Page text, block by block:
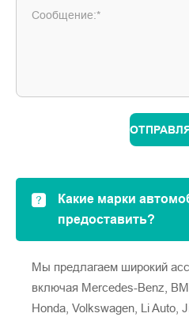
Сообщение:*
Какие марки
предоставить?
Мы предлагаем широкий
включая Mercedes-Benz,
Honda, Volkswagen, Li Auto,